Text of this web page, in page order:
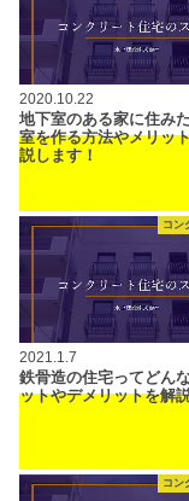
2020.10.22
地下室のある家に住み
室を作る方法やメリッ
説します！
コン
2021.1.7
鉄骨造の住宅ってどん
ットやデメリットを解
コン